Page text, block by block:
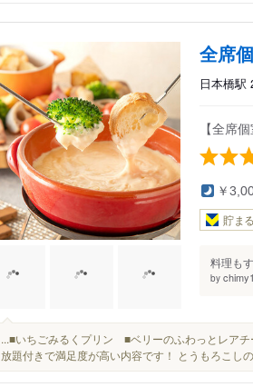
全席
日本橋駅
【全席
￥
貯ま
料理も
by
...■いちごみるくプリン ■ベリーのふわっとレア
放題付きで満足度が高い内容です！ とうもろこしの